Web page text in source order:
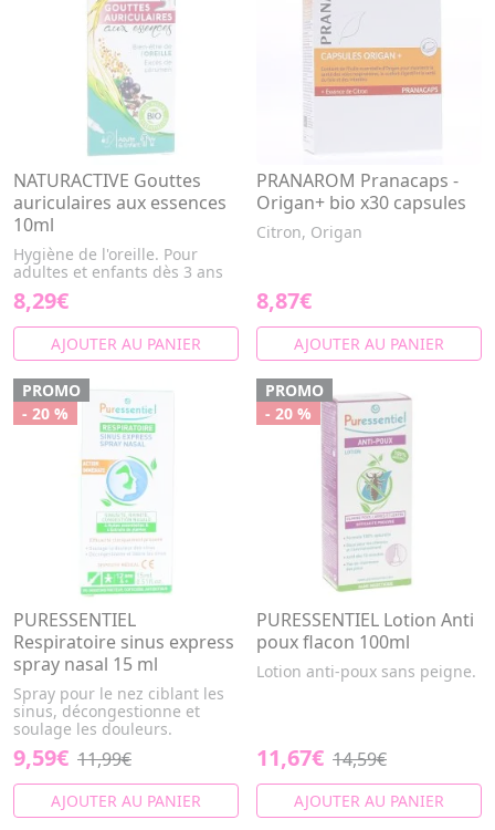
NATURACTIVE Gouttes
auriculaires aux essences
10ml
Hygiène de l'oreille. Pour
adultes et enfants dès 3 ans
8,29€
AJOUTER AU PANIER
PRANAROM Pranacaps -
Origan+ bio x30 capsules
Citron, Origan
8,87€
AJOUTER AU PANIER
PROMO
- 20 %
PURESSENTIEL
Respiratoire sinus express
spray nasal 15 ml
Spray pour le nez ciblant les
sinus, décongestionne et
soulage les douleurs.
9,59€ 11,99€
AJOUTER AU PANIER
PROMO
- 20 %
PURESSENTIEL Lotion Anti
poux flacon 100ml
Lotion anti-poux sans peigne.
11,67€ 14,59€
AJOUTER AU PANIER